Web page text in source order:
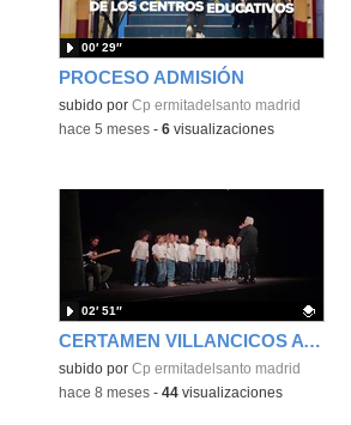
PROCESO ADMISIÓN
subido por Cp ermitadelsanto madrid
00′ 29″
-hace 5 meses- 6visualizaciones
CERTAMEN VILLANCICOS AYUNTAMIENTO
Contenido educativo.
subido por Cp ermitadelsanto madrid
02′ 51″
-hace 8 meses- 44visualizaciones